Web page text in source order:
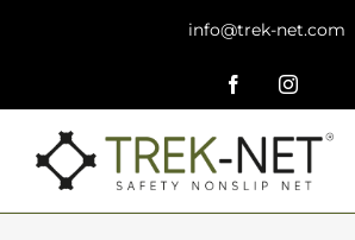
info@trek-net.com
Facebook